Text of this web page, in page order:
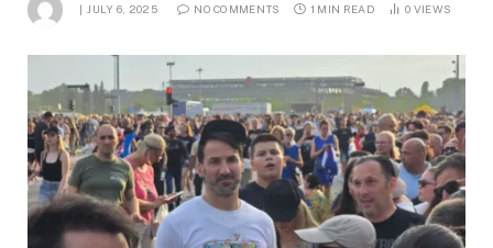
JULY 6, 2025 NO COMMENTS 1 MIN READ 0 VIEWS